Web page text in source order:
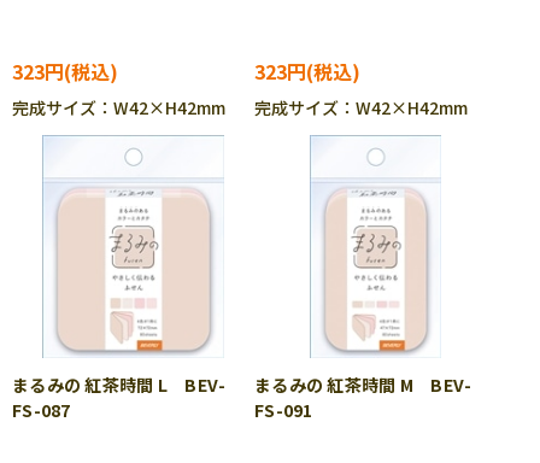
323円
完成サイズ：W42×H42mm
323円
完成サイズ：W42×H42mm
まるみの 紅茶時間 L BEV-
FS-087
まるみの 紅茶時間 M BEV-
FS-091